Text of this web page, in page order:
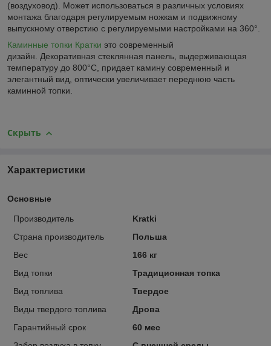
(воздуховод). Может использоваться в различных условиях
монтажа благодаря регулируемым ножкам и подвижному
выпускному отверстию с регулируемыми настройками на 360°.
Каминные топки Кратки это современный
дизайн. Декоративная стеклянная панель, выдерживающая
температуру до 800°C, придает камину современный и
элегантный вид, оптически увеличивает переднюю часть
каминной топки.
Скрыть
Характеристики
Основные
Производитель
Kratki
Страна производитель
Польша
Вес
166 кг
Вид топки
Традиционная топка
Вид топлива
Твердое
Виды твердого топлива
Дрова
Гарантийный срок
60 мес